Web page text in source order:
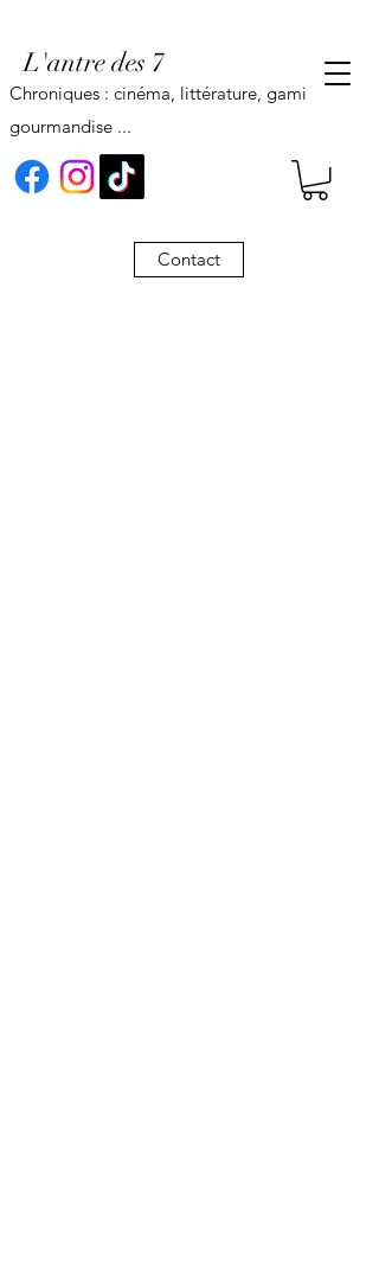
L'antre des 7
Contact
Chroniques : cinéma, littérature, gaming,
gourmandise ...